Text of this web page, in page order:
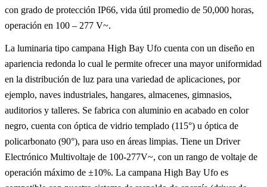
con grado de protección IP66, vida útil promedio de 50,000 horas,
operación en 100 – 277 V~.
La luminaria tipo campana High Bay Ufo cuenta con un diseño en
apariencia redonda lo cual le permite ofrecer una mayor uniformidad
en la distribución de luz para una variedad de aplicaciones, por
ejemplo, naves industriales, hangares, almacenes, gimnasios,
auditorios y talleres. Se fabrica con aluminio en acabado en color
negro, cuenta con óptica de vidrio templado (115°) u óptica de
policarbonato (90°), para uso en áreas limpias. Tiene un Driver
Electrónico Multivoltaje de 100-277V~, con un rango de voltaje de
operación máximo de ±10%. La campana High Bay Ufo es